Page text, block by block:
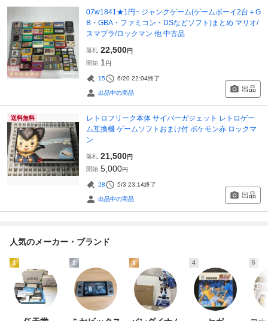
07w1841★1円~ ジャンクゲーム(ゲームボーイ2台＋G
B・GBA・ファミコン・DSなどソフト)まとめ マリオ/
スマブラ/ロックマン 他 中古品
落札 22,500円
開始 1 円
15 6/20 22:04終了
出品中の商品 出品
送料無料
レトロフリーク本体 サイバーガジェット レトロゲー
ム互換機 ゲームソフトおまけ付 ポケモン赤 ロックマ
ン
落札 21,500円
開始 5,000円
28 5/3 23:14終了
出品中の商品 出品
人気のメーカー・ブランド
1 2 3 4 5